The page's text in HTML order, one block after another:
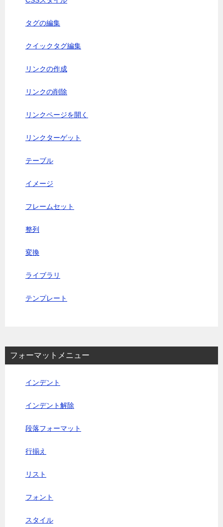
タグの編集
クイックタグ編集
リンクの作成
リンクの削除
リンクページを開く
リンクターゲット
テーブル
イメージ
フレームセット
整列
変換
ライブラリ
テンプレート
フォーマットメニュー
インデント
インデント解除
段落フォーマット
行揃え
リスト
フォント
スタイル